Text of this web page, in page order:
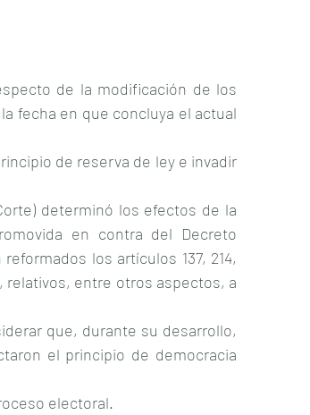
de la modificación de los
fecha en que concluya el actual
de reserva de ley e invadir
determinó los efectos de la
en contra del Decreto
los artículos 137, 214,
relativos, entre otros aspectos, a
que, durante su desarrollo,
el principio de democracia
electoral.